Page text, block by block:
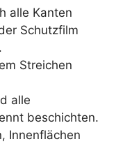
alle Kanten
Schutzfilm
Streichen
alle
beschichten.
Innenflächen